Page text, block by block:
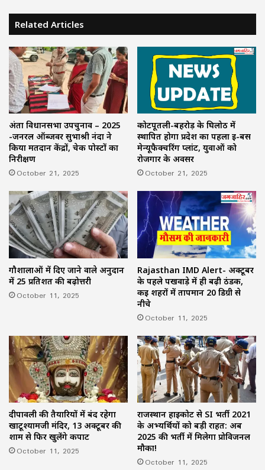
Related Articles
अंता विधानसभा उपचुनाव – 2025
-जनरल ऑब्जर्वर सुभाश्री नंदा ने
किया मतदान केंद्रों, चेक पोस्टों का
निरीक्षण
October 21, 2025
कोटपूतली-बहरोड़ के घिलोठ में
स्थापित होगा प्रदेश का पहला ई-बस
मेन्यूफैक्चरिंग प्लांट, युवाओं को
रोजगार के अवसर
October 21, 2025
गौशालाओं में दिए जाने वाले अनुदान
में 25 प्रतिशत की बढ़ोत्तरी
October 11, 2025
Rajasthan IMD Alert- अक्टूबर
के पहले पखवाड़े में ही बढ़ी ठंडक,
कई शहरों में तापमान 20 डिग्री से
नीचे
October 11, 2025
दीपावली की तैयारियों में बंद रहेगा
खाटूश्यामजी मंदिर, 13 अक्टूबर की
शाम से फिर खुलेंगे कपाट
October 11, 2025
राजस्थान हाईकोर्ट से SI भर्ती 2021
के अभ्यर्थियों को बड़ी राहत: अब
2025 की भर्ती में मिलेगा प्रोविजनल
मौका!
October 11, 2025